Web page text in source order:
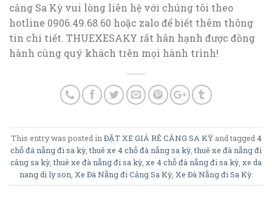
cảng Sa Kỳ vui lòng liên hệ với chúng tôi theo
hotline 0906.49.68.60 hoặc zalo để biết thêm thông
tin chi tiết. THUEXESAKY rất hân hạnh được đồng
hành cùng quý khách trên mọi hành trình!
This entry was posted in ĐẶT XE GIÁ RẺ CẢNG SA KỲand tagged 4
chỗ đà nẵng đi sa kỳ,thuê xe 4 chỗ đà nẵng sa kỳ,thuê xe đà nẵng đi
cảng sa kỳ,thuê xe đà nẵng đi sa kỳ, xe 4 chỗ đà nẵng đi sa kỳ, xe da
nang di ly son Xe Đà Nẵng đi Cảng Sa Kỳ, Xe Đà Nẵng đi Sa Kỳ.